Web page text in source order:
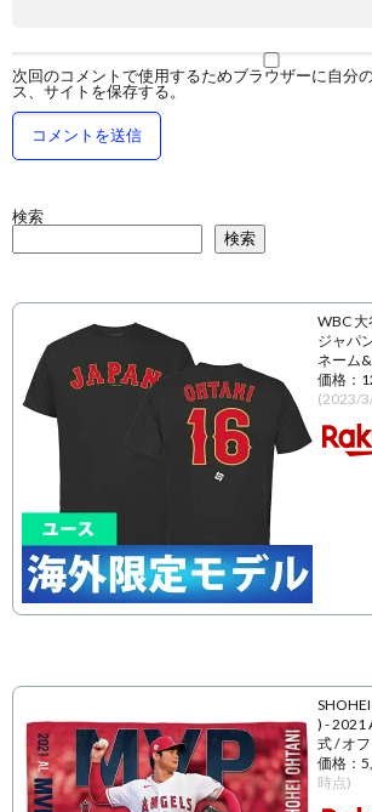
次回のコメントで使用するためブラウザーに自分
ス、サイトを保存する。
検索
検索
WBC
ジャパ
ネーム
価格：
(2023/
) - 2021
式 / オフ
価格：
時点)